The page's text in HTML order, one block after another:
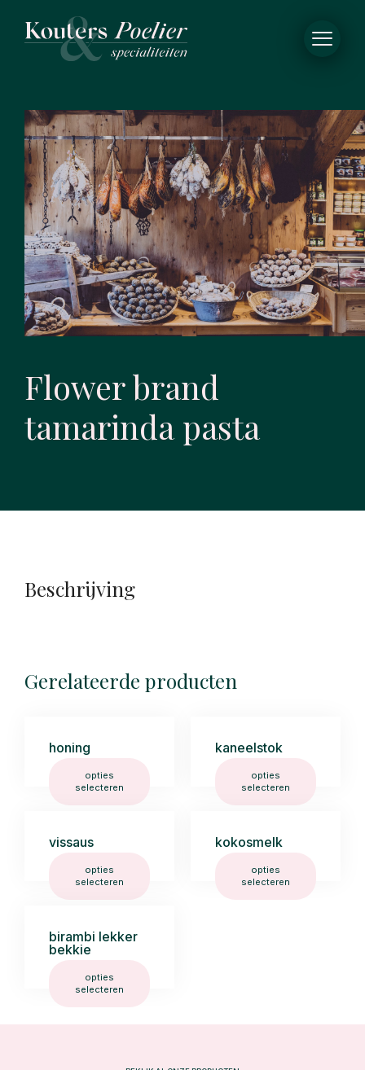
Flower brand
tamarinda pasta
Beschrijving
Gerelateerde producten
honing
opties
selecteren
kaneelstok
opties
selecteren
vissaus
opties
selecteren
kokosmelk
opties
selecteren
birambi lekker
bekkie
opties
selecteren